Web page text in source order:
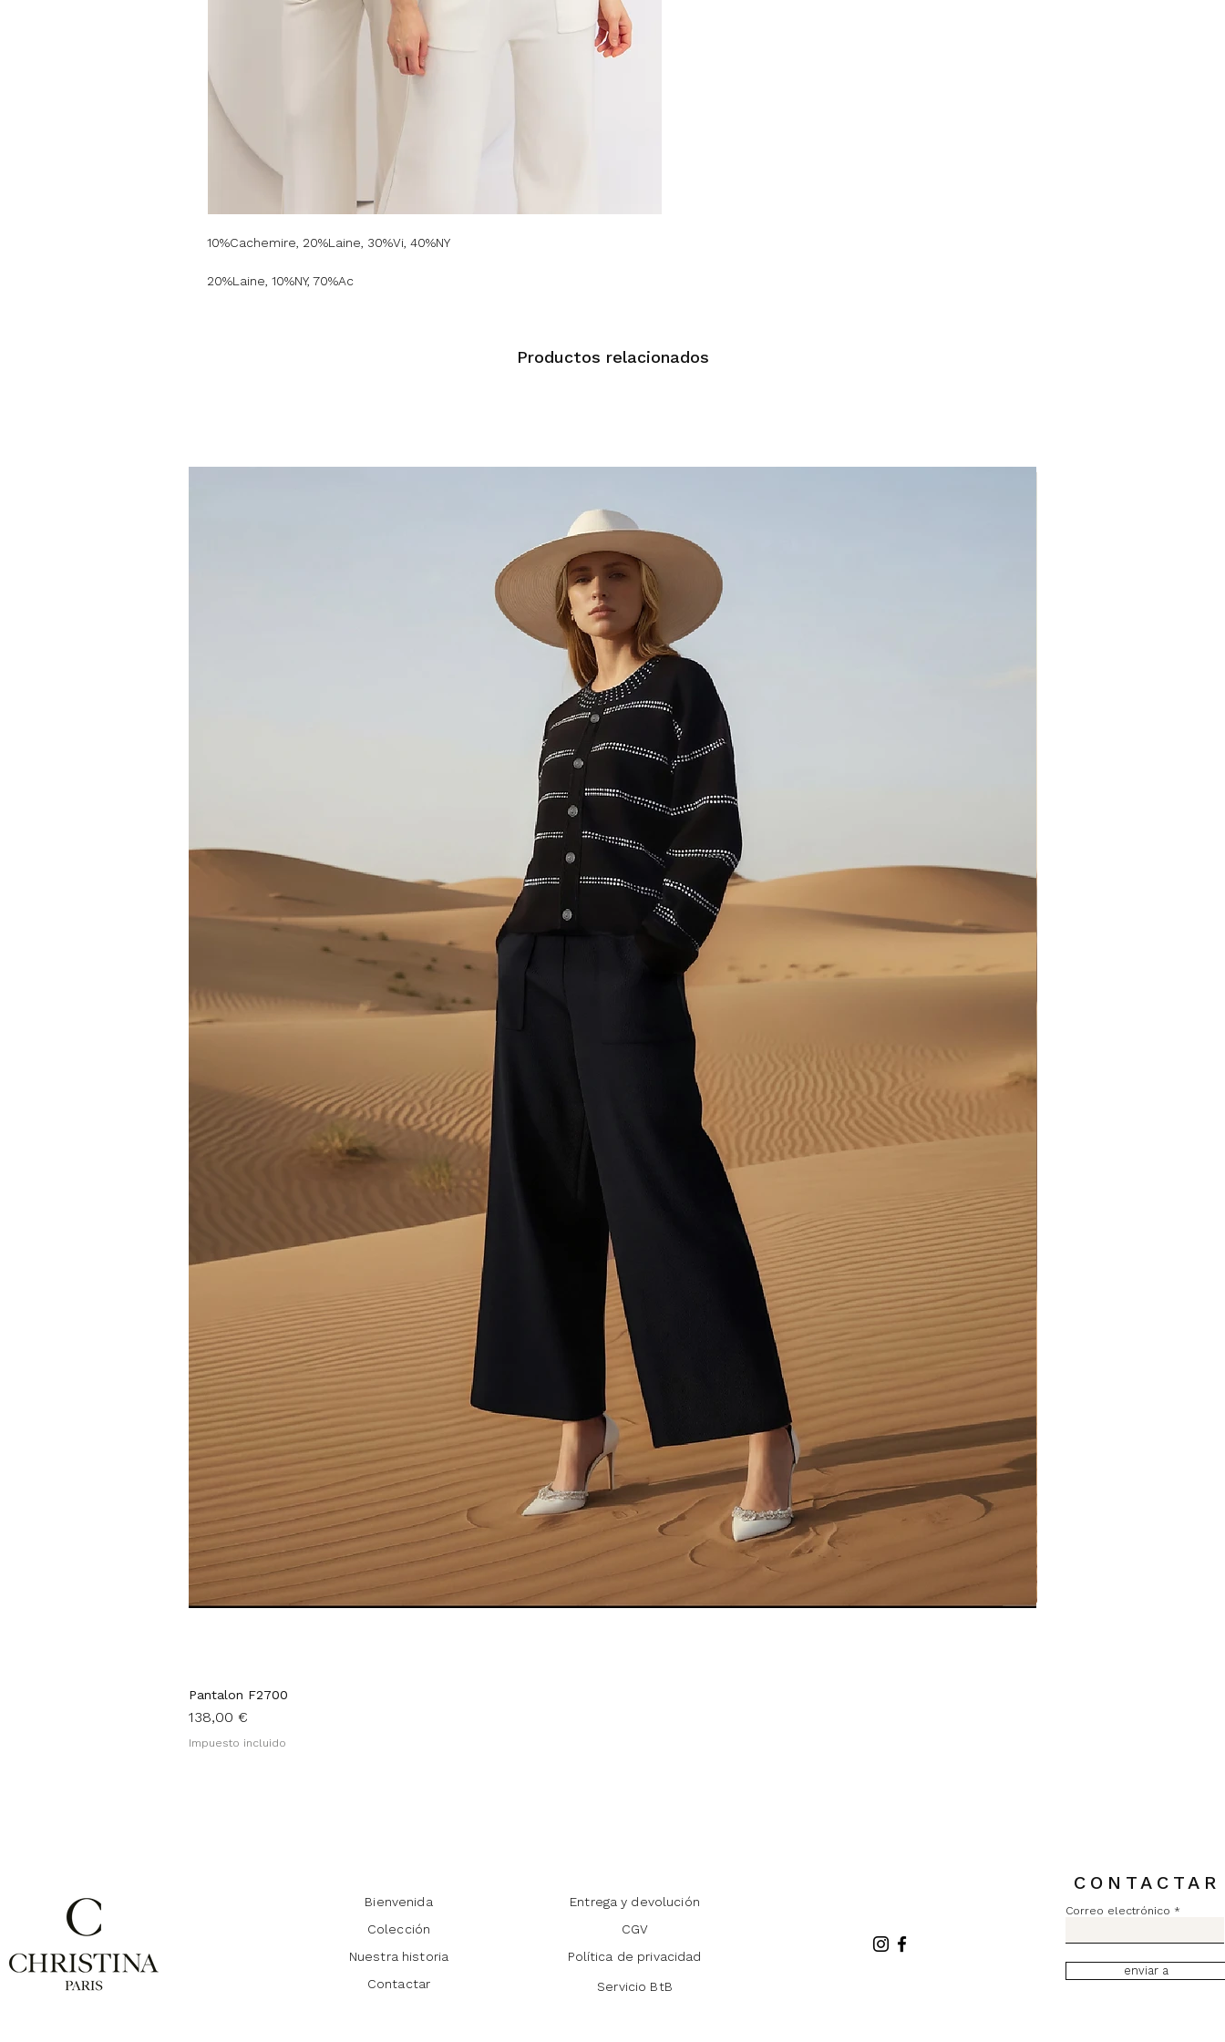
10%Cachemire, 20%Laine, 30%Vi, 40%NY
20%Laine, 10%NY, 70%Ac
Productos relacionados
Pantalon F2700
Precio
138,00 €
Impuesto incluido
Bienvenida
Colección
Nuestra historia
Contactar
Entrega y devolución
CGV
Política de privacidad
Servicio BtB
CONTACTAR
Correo electrónico
enviar a